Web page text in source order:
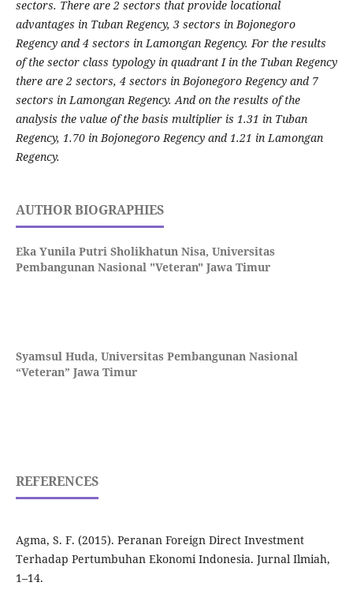
sectors. There are 2 sectors that provide locational
advantages in Tuban Regency, 3 sectors in Bojonegoro
Regency and 4 sectors in Lamongan Regency. For the results
of the sector class typology in quadrant I in the Tuban Regency
there are 2 sectors, 4 sectors in Bojonegoro Regency and 7
sectors in Lamongan Regency. And on the results of the
analysis the value of the basis multiplier is 1.31 in Tuban
Regency, 1.70 in Bojonegoro Regency and 1.21 in Lamongan
Regency.
AUTHOR BIOGRAPHIES
Eka Yunila Putri Sholikhatun Nisa, Universitas
Pembangunan Nasional "Veteran" Jawa Timur
Syamsul Huda, Universitas Pembangunan Nasional
“Veteran” Jawa Timur
REFERENCES
Agma, S. F. (2015). Peranan Foreign Direct Investment
Terhadap Pertumbuhan Ekonomi Indonesia. Jurnal Ilmiah,
1–14.